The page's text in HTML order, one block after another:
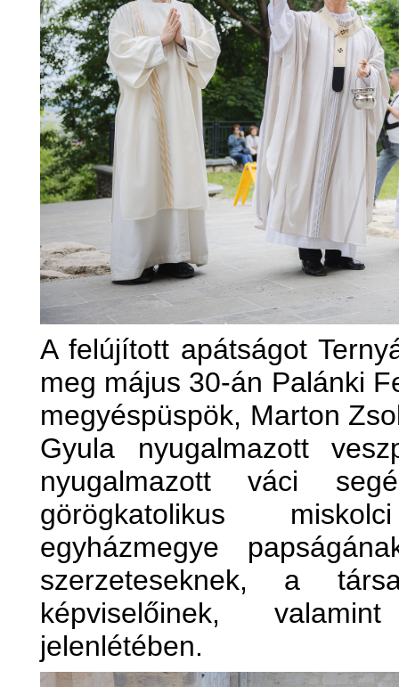
A felújított apátságot
meg május 30-án Palánki
megyéspüspök, Marton
Gyula nyugalmazott
nyugalmazott váci
görögkatolikus
egyházmegye
szerzeteseknek, a
képviselőinek,
jelenlétében.